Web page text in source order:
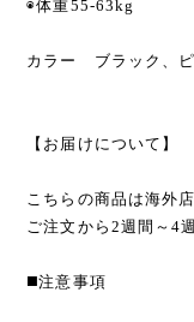
◉体重55-63kg
カラー ブラック、ピ
【お届けについて】
こちらの商品は海外
ご注文から2週間～4
◼️注意事項